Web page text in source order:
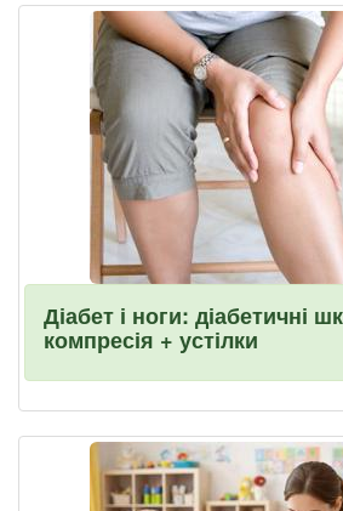
Діабет і ноги: діабетичні
компресія + устілки